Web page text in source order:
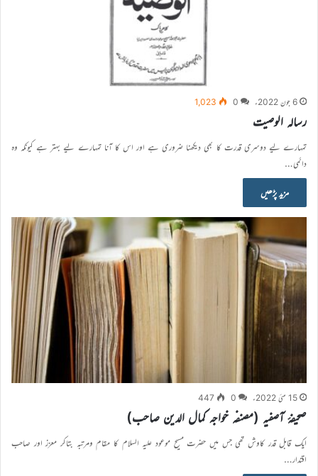
6 جون 2022ء 0
1,023
رسالہ الوصیت
تمہارے لیے دوسری قدرت کا بھی دیکھنا ضروری ہے اور اس کا آنا تمہارے لیے بہتر ہے کیونکہ وہ
دائمی…
مزید پڑھیں
15 مئی 2022ء 0
447
صحیفۂ آصفیہ (مصنفہ خواجہ کمال الدین صاحب)
ایک قابل قدر کاوش تھی جس میں حضرت مسیح موعود علیہ السلام کا مقام ومرتبہ بتاکر معزز اور صاحب
اقتدار…